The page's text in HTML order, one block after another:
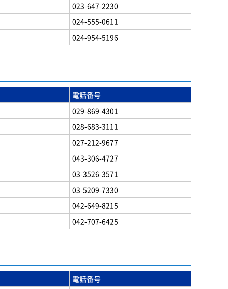
023-647-2230
024-555-0611
024-954-5196
電話番号
029-869-4301
028-683-3111
027-212-9677
043-306-4727
03-3526-3571
03-5209-7330
042-649-8215
042-707-6425
電話番号